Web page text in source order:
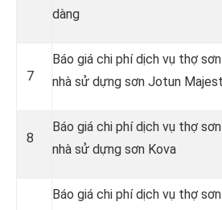
dàng
7
Báo giá chi phí dịch vụ thợ
nhà sử dựng sơn Jotun
8
Báo giá chi phí dịch vụ thợ
nhà sử dựng sơn Kova
Báo giá chi phí dịch vụ thợ